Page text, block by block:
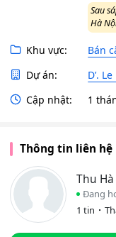
Sau
Hà
Khu vực:
Bán
Dự án:
D’.
Cập nhật:
1
Thông tin liên hệ
Thu Hà
Đang
1 tin